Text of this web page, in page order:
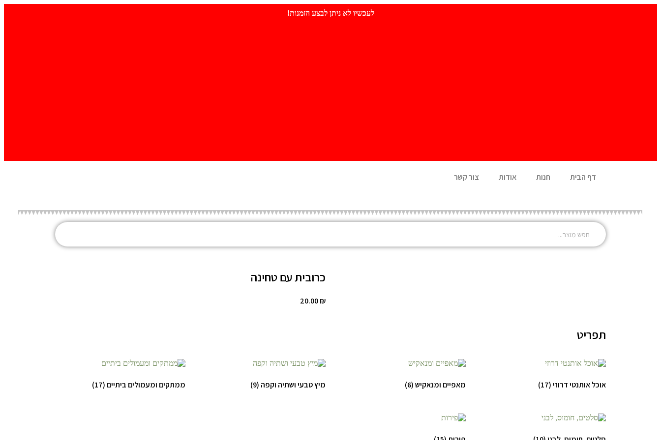
לעכשיו לא ניתן לבצע הזמנות!
דף הבית חנות אודות צור קשר
כרובית עם טחינה
20.00₪
תפריט
אוכל אותנטי דרוזי(17) מאפיים ומנאקיש(6) מיץ טבעי ושתיה וקפה (9) ממתקים ומעמולים ביתיים (17)